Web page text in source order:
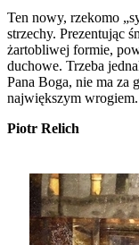
Ten nowy, rzekomo
strzechy. Prezentując
żartobliwej formie,
duchowe. Trzeba
Pana Boga, nie ma za
największym wrogiem.
Piotr Relich